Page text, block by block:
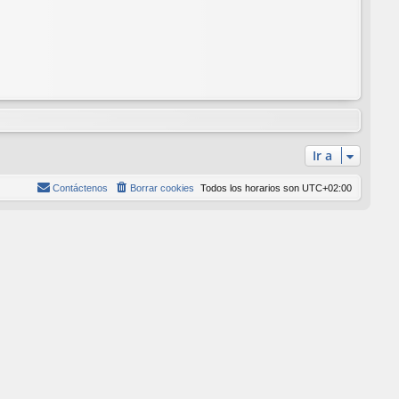
Ir a
Todos los horarios son UTC+02:00
Borrar cookies
Contáctenos